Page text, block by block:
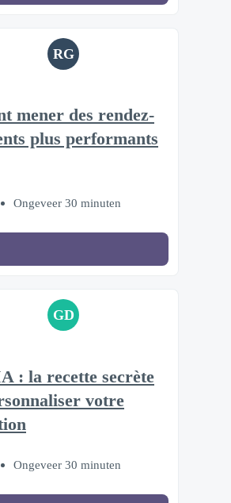
RG
mener des rendez-
plus performants
Ongeveer 30 minuten
GD
: la recette secrète
votre
Ongeveer 30 minuten